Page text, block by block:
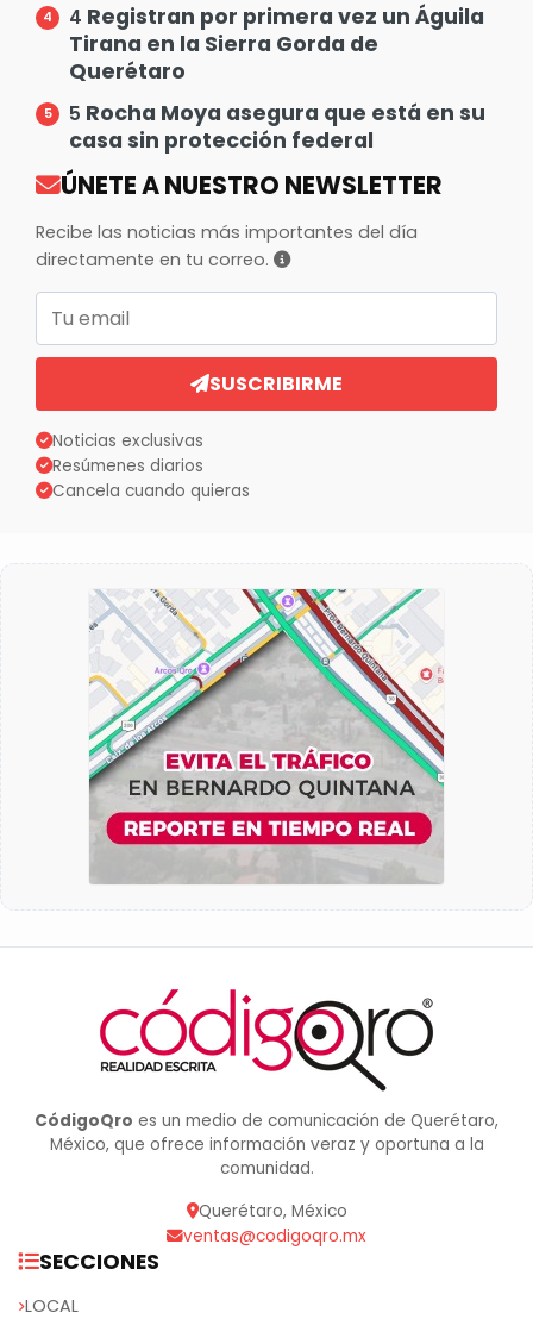
4 Registran por primera vez un Águila
Tirana en la Sierra Gorda de
Querétaro
5 Rocha Moya asegura que está en su
casa sin protección federal
ÚNETE A NUESTRO NEWSLETTER
Recibe las noticias más importantes del día
directamente en tu correo.
Correo electrónico
SUSCRIBIRME
Noticias exclusivas
Resúmenes diarios
Cancela cuando quieras
CódigoQro es un medio de comunicación de Querétaro,
México, que ofrece información veraz y oportuna a la
comunidad.
Querétaro, México
ventas@codigoqro.mx
SECCIONES
LOCAL